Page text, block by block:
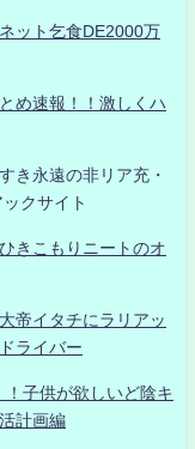
ット乞食DE2000万
め速報！！激しくハ
き永遠の非リア充・
クサイト
きこもりニートのオ
帝イタチにラリアッ
ライバー
子供が欲しいど陰キ
計画編